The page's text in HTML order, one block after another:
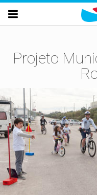
Passar para o conteúdo

Projeto